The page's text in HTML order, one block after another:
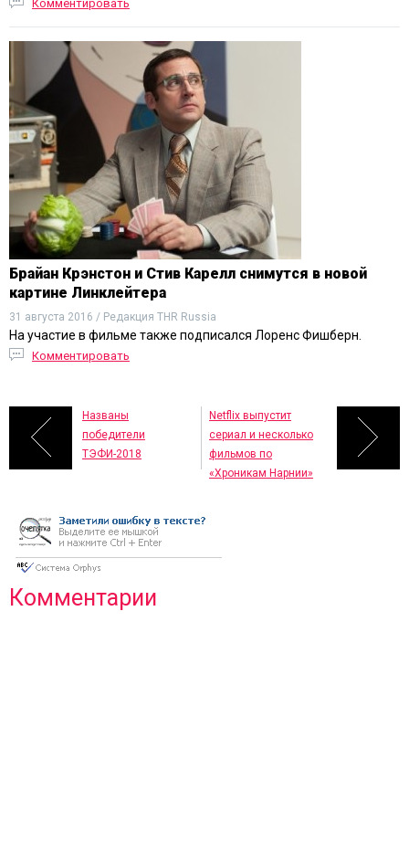
Комментировать
Брайан Крэнстон и Стив Карелл снимутся в новой
картине Линклейтера
31 августа 2016 / Редакция THR Russia
На участие в фильме также подписался Лоренс Фишберн.
Комментировать
Названы
победители
ТЭФИ-2018
Netflix выпустит
сериал и несколько
фильмов по
«Хроникам Нарнии»
Комментарии